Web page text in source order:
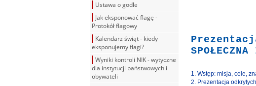
Ustawa o godle
Jak eksponować flagę -
Protokół flagowy
Kalendarz świąt - kiedy
eksponujemy flagi?
Wyniki kontroli NIK - wytyczne
dla instytucji państwowych i
obywateli
1. Wstęp: misja, cele,
2. Prezentacja